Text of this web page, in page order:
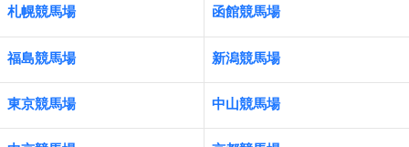
札幌競馬場 函館競馬場
福島競馬場 新潟競馬場
東京競馬場 中山競馬場